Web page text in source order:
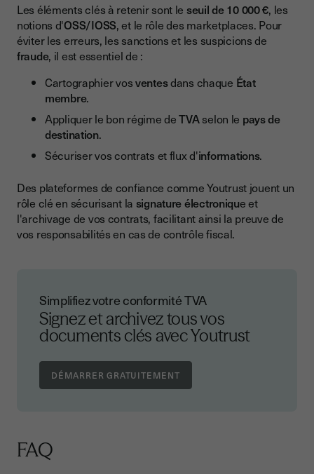
Les éléments clés à retenir sont le seuil de 10 000 €, les
notions d'OSS/IOSS, et le rôle des marketplaces. Pour
éviter les erreurs, les sanctions et les suspicions de
fraude, il est essentiel de :
Cartographier vosventesdans chaque État
membre.
Appliquer le bon régime deTVAselon le pays de
destination.
Sécuriser vos contrats et flux d'informations.
Des plateformes de confiance comme Youtrust jouent un
rôle clé en sécurisant la signature électronique et
l'archivage de vos contrats, facilitant ainsi la preuve de
vos responsabilités en cas de contrôle fiscal.
Simplifiez votre conformité TVA
Signez et archivez tous vos
documents clés avec Youtrust
FAQ